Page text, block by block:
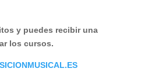
y puedes recibir una
los cursos.